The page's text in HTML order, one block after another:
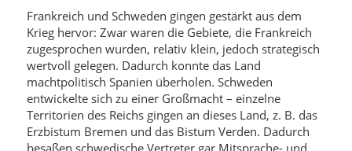
Frankreich und Schweden gingen gestärkt aus dem
Krieg hervor: Zwar waren die Gebiete, die Frankreich
zugesprochen wurden, relativ klein, jedoch strategisch
wertvoll gelegen. Dadurch konnte das Land
machtpolitisch Spanien überholen. Schweden
entwickelte sich zu einer Großmacht – einzelne
Territorien des Reichs gingen an dieses Land, z. B. das
Erzbistum Bremen und das Bistum Verden. Dadurch
besaßen schwedische Vertreter gar Mitsprache- und